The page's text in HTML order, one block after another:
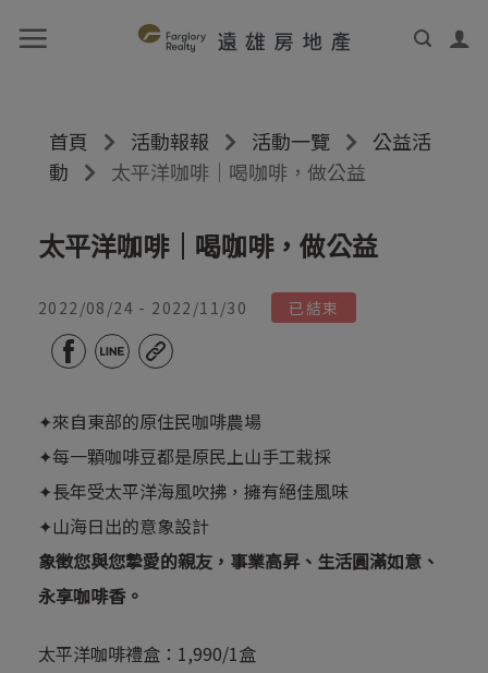
首頁 活動報報 活動一覽
公益活
動
太平洋咖啡｜喝咖啡，做公益
太平洋咖啡｜喝咖啡，做公益
2022/08/24 - 2022/11/30 已結束
✦來自東部的原住民咖啡農場
✦每一顆咖啡豆都是原民上山手工栽採
✦長年受太平洋海風吹拂，擁有絕佳風味
✦山海日出的意象設計
象徵您與您摯愛的親友，事業高昇、生活圓滿如意、
永享咖啡香。
太平洋咖啡禮盒：1,990/1盒